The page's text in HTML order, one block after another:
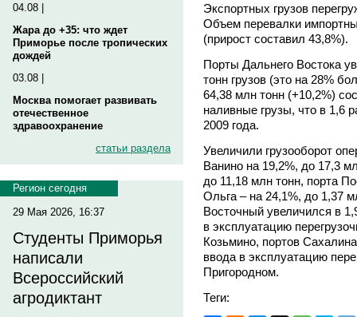
04.08 |
Жара до +35: что ждет
Приморье после тропических
дождей
03.08 |
Москва помогает развивать
отечественное
здравоохранение
статьи раздела
Регион сегодня
29 Мая 2026, 16:37
Студенты Приморья
написали
Всероссийский
агродиктант
Экспортных грузов
Объем перевалки
(прирост составил 43,8%).
Порты Дальнего Востока
тонн грузов (это на 28%
64,38 млн тонн (+10,2%)
наливные грузы, что в 1,6
2009 года.
Увеличили грузооборот
Ванино на 19,2%, до 17,3
до 11,18 млн тонн, порта
Ольга – на 24,1%, до 1,37
Восточный увеличился в
в эксплуатацию
Козьмино, портов
ввода в эксплуатацию
Пригородном.
Теги: